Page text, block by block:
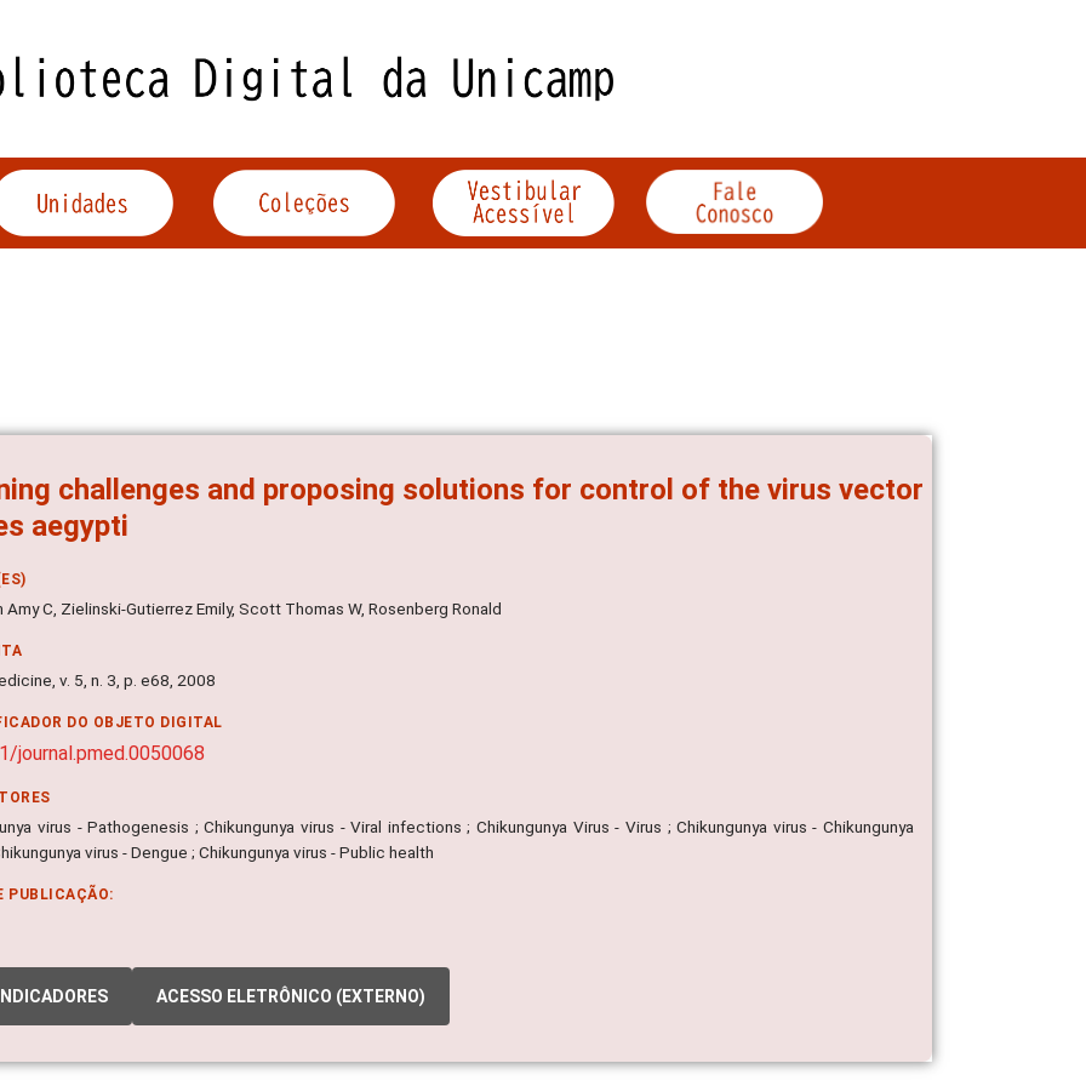
challenges and proposing solutions for control of the virus vector
aegypti
Amy C, Zielinski-Gutierrez Emily, Scott Thomas W, Rosenberg Ronald
v. 5, n. 3, p. e68, 2008
DO OBJETO DIGITAL
journal.pmed.0050068
virus - Pathogenesis ; Chikungunya virus - Viral infections ; Chikungunya Virus - Virus ; Chikungunya virus - Chikungunya
virus - Dengue ; Chikungunya virus - Public health
PUBLICAÇÃO:
INDICADORES ACESSO ELETRÔNICO (EXTERNO)